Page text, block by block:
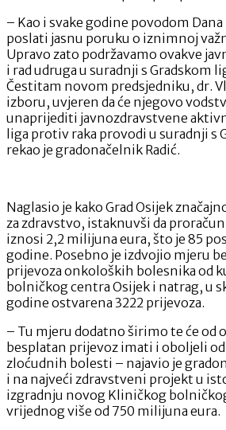
– Kao i svake godine povodom
poslati jasnu poruku o iznimnoj
Upravo zato podržavamo ovakve
i rad udruga u suradnji s Gradskom
Čestitam novom predsjedniku, dr.
izboru, uvjeren da će njegovo
unaprijediti javnozdravstvene
liga protiv raka provodi u suradnji s
rekao je gradonačelnik Radić.
Naglasio je kako Grad Osijek
za zdravstvo, istaknuvši da
iznosi 2,2 milijuna eura, što je 85
godine. Posebno je izdvojio mjeru
prijevoza onkoloških bolesnika od
bolničkog centra Osijek i natrag, u
godine ostvarena 3222 prijevoza.
– Tu mjeru dodatno širimo te će od
besplatan prijevoz imati i oboljeli
zloćudnih bolesti – najavio je
i na najveći zdravstveni projekt u
izgradnju novog Kliničkog
vrijednog više od 750 milijuna eura.